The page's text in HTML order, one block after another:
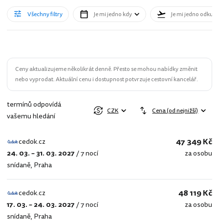
Všechny filtry Je mi jedno kdy Je mi jedno odkud
Ceny aktualizujeme několikrát denně. Přesto se mohou nabídky změnit
nebo vyprodat. Aktuální cenu i dostupnost potvrzuje cestovní kancelář.
termínů odpovídá
vašemu hledání
CZK Cena (od nejnižší)
cedok.cz
cedok.cz
24. 03. – 31. 03. 2027/7 nocí
snídaně, Praha
47 349 Kč
za osobu
cedok.cz
cedok.cz
17. 03. – 24. 03. 2027/7 nocí
snídaně, Praha
48 119 Kč
za osobu